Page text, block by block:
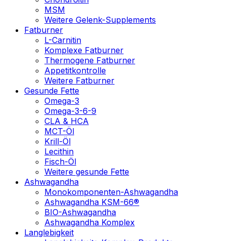
MSM
Weitere Gelenk-Supplements
Fatburner
L-Carnitin
Komplexe Fatburner
Thermogene Fatburner
Appetitkontrolle
Weitere Fatburner
Gesunde Fette
Omega-3
Omega-3-6-9
CLA & HCA
MCT-Öl
Krill-Öl
Lecithin
Fisch-Öl
Weitere gesunde Fette
Ashwagandha
Monokomponenten-Ashwagandha
Ashwagandha KSM-66®
BIO-Ashwagandha
Ashwagandha Komplex
Langlebigkeit